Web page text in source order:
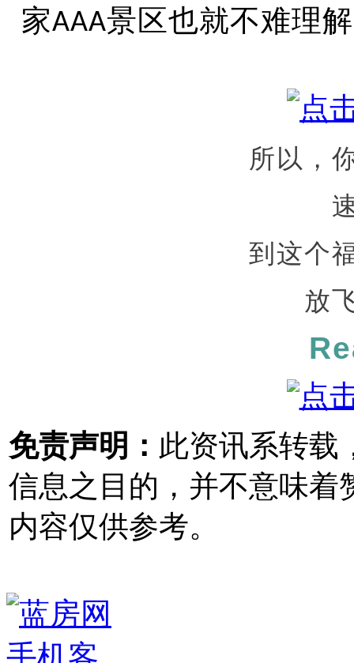
家AAA景区也就不难理
所以，
到这个
放
免责声明： 此资讯系转载
信息之目的，并不意味着
内容仅供参考。